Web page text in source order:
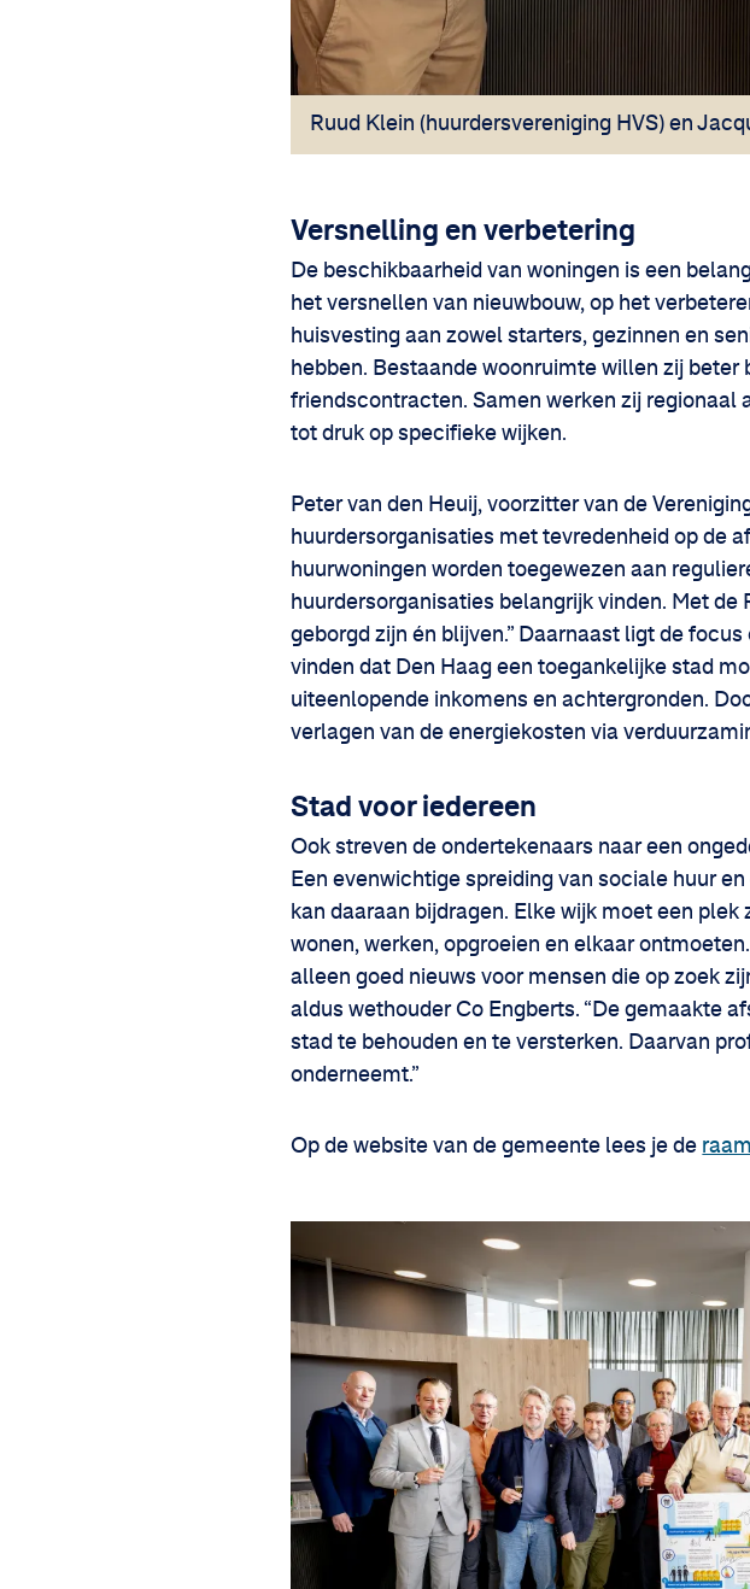
Ruud Klein (huurdersvereniging HVS) en
Versnelling en verbetering
De beschikbaarheid van woningen is een
het versnellen van nieuwbouw, op het
huisvesting aan zowel starters, gezinnen en
hebben. Bestaande woonruimte willen zij
friendscontracten. Samen werken zij regionaal
tot druk op specifieke wijken.
Peter van den Heuij, voorzitter van de
huurdersorganisaties met tevredenheid op de
huurwoningen worden toegewezen aan
huurdersorganisaties belangrijk vinden. Met
geborgd zijn én blijven.” Daarnaast ligt de
vinden dat Den Haag een toegankelijke stad
uiteenlopende inkomens en achtergronden.
verlagen van de energiekosten via
Stad voor iedereen
Ook streven de ondertekenaars naar een
Een evenwichtige spreiding van sociale huur
kan daaraan bijdragen. Elke wijk moet een
wonen, werken, opgroeien en elkaar
alleen goed nieuws voor mensen die op zoek
aldus wethouder Co Engberts. “De gemaakte
stad te behouden en te versterken. Daarvan
onderneemt.”
Op de website van de gemeente lees je de